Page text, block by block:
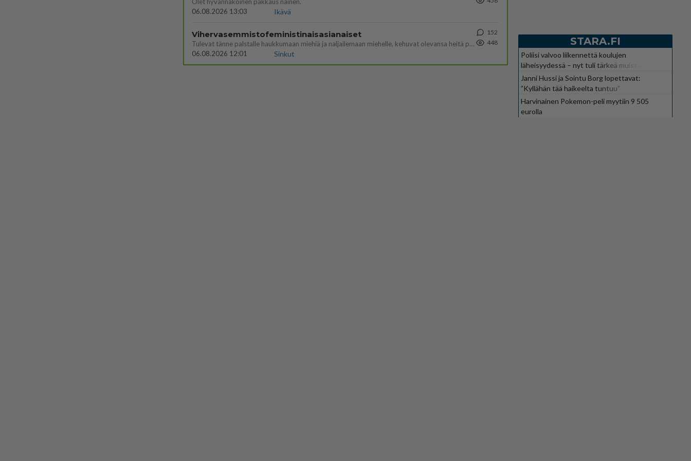
06.08.2026 13:03
Ikävä
Vihervasemmistofeministinaisasianaiset
Tulevat tänne palstalle haukkumaan miehiä ja naljailemaan miehelle, kehuvat olevansa heitä parempia. Itse asuvat MIEHE
06.08.2026 12:01
Sinkut
152
448
STARA.FI
Poliisi valvoo liikennettä koulujen
läheisyydessä – nyt tuli tärkeä muistutus
Janni Hussi ja Sointu Borg lopettavat:
”Kyllähän tää haikeelta tuntuu”
Harvinainen Pokemon-peli myytiin 9 505
eurolla